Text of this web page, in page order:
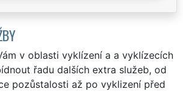
v oblasti vyklízení a a vyklízecích
řadu dalších extra služeb, od
pozůstalosti až po vyklizení před